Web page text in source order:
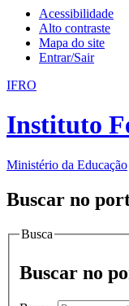
Acessibilidade
Alto contraste
Mapa do site
Entrar/Sair
IFRO
Instituto
Ministério da Educação
Buscar no
Busca
Buscar no